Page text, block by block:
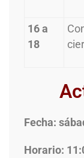
16 a
18
Fecha:
Horario: